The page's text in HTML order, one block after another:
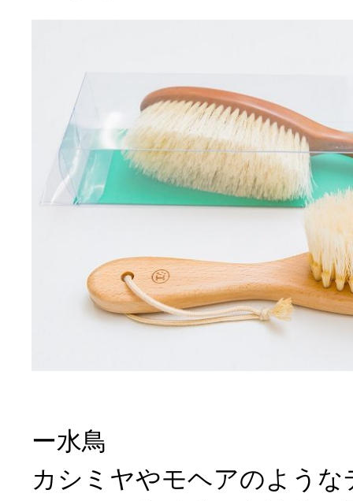
ー水鳥
カシミヤやモヘアのよう